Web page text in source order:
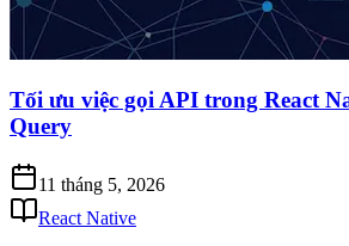
Tối ưu việc gọi API trong React
Query
11 tháng 5, 2026
React Native